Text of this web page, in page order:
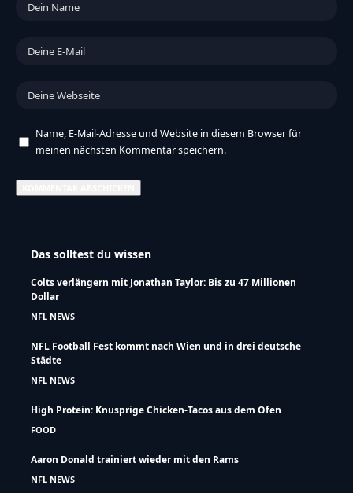
Name, E-Mail-Adresse und Website in diesem Browser für
meinen nächsten Kommentar speichern.
Das solltest du wissen
Colts verlängern mit Jonathan Taylor: Bis zu 47 Millionen
Dollar
NFL NEWS
NFL Football Fest kommt nach Wien und in drei deutsche
Städte
NFL NEWS
High Protein: Knusprige Chicken-Tacos aus dem Ofen
FOOD
Aaron Donald trainiert wieder mit den Rams
NFL NEWS